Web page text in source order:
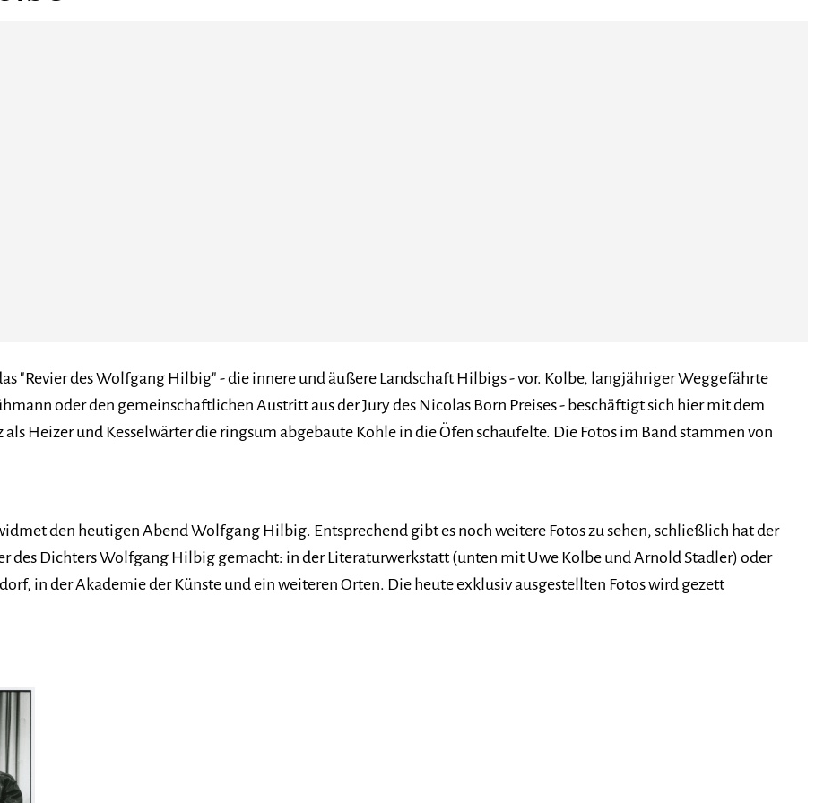
"Revier des Wolfgang Hilbig" - die innere und äußere Landschaft Hilbigs - vor. Kolbe, langjähriger Weggefährte
oder den gemeinschaftlichen Austritt aus der Jury des Nicolas Born Preises - beschäftigt sich hier mit dem
Heizer und Kesselwärter die ringsum abgebaute Kohle in die Öfen schaufelte. Die Fotos im Band stammen von
den heutigen Abend Wolfgang Hilbig. Entsprechend gibt es noch weitere Fotos zu sehen, schließlich hat der
des Dichters Wolfgang Hilbig gemacht: in der Literaturwerkstatt (unten mit Uwe Kolbe und Arnold Stadler) oder
in der Akademie der Künste und ein weiteren Orten. Die heute exklusiv ausgestellten Fotos wird gezett